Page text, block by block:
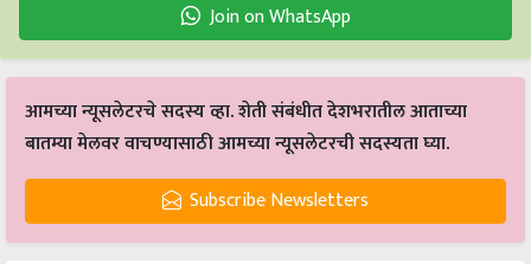
Join on WhatsApp
आमच्या न्यूसलेटरचे सदस्य व्हा. शेती संबंधीत देशभरातील आताच्या
बातम्या मेलवर वाचण्यासाठी आमच्या न्यूसलेटरची सदस्यता घ्या.
Subscribe Newsletters